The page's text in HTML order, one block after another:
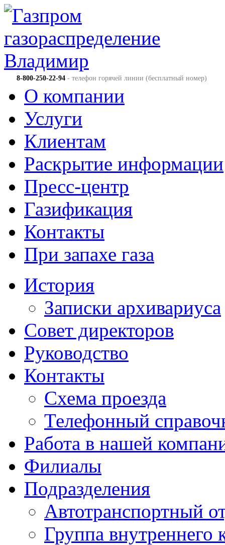
8-800-250-22-94 - телефон горячей линии (бесплатный номер)
О компании
Услуги
Клиентам
Раскрытие информации
Пресс-центр
Газификация
Контакты
При запахе газа
История
Записки архивариуса
Совет директоров
Руководство
Контакты
Схема проезда
Телефонный
Работа в нашей
Филиалы
Подразделения
Автотранспортный
Группа внутреннего